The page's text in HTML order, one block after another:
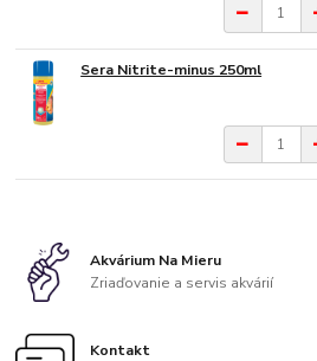
Sera Nitrite-minus 250ml
Akvárium Na Mieru
Zriaďovanie a servis akvárií
Kontakt